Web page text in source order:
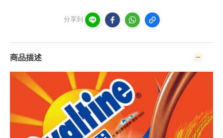
分享到
商品描述